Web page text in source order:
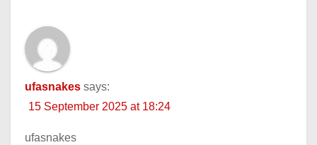
ufasnakes says:
15 September 2025 at 18:24
ufasnakes